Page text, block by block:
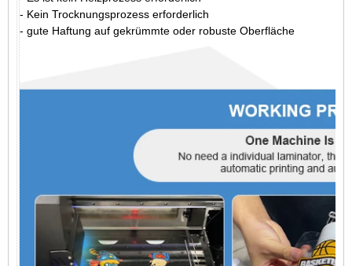
- Kein Trocknungsprozess erforderlich
- gute Haftung auf gekrümmte oder robuste Oberfläche